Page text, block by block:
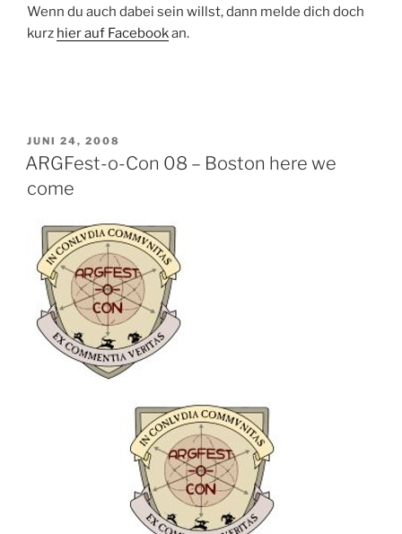
Wenn du auch dabei sein willst, dann melde dich doch
kurz hier auf Facebookan.
VERÖFFENTLICHT
AM
JUNI 24, 2008
ARGFest-o-Con 08 – Boston here we
come